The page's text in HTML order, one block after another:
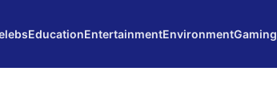
EducationEntertainmentEnvironmentGaming